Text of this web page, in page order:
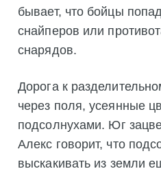
бывает, что бойцы
снайперов или
снарядов.
Дорога к
через поля, усеянные
подсолнухами. Юг
Алекс говорит, что
выскакивать из земли